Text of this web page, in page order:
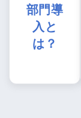
部門導
入と
は？